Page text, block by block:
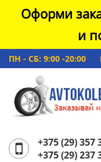
Оформи
и
ПН - СБ: 9:00 -20:00
+375 (29) 357
+375 (29) 237